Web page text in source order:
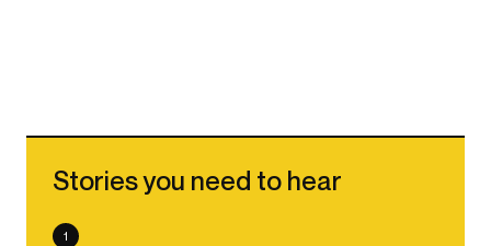
Stories you need to hear
1